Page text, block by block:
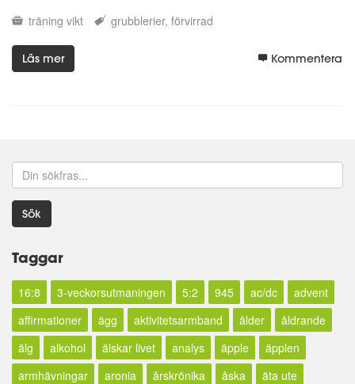
träning vikt grubblerier förvirrad
Läs mer Kommentera
Sök
Taggar
16:8 3-veckorsutmaningen 5:2 945 ac/dc
advent
affirmationer
ägg aktivitetsarmband ålder
åldrande
älg
alkohol älskar livet analys äpple
äpplen
armhävningar
aronia årskrönika åska
äta ute